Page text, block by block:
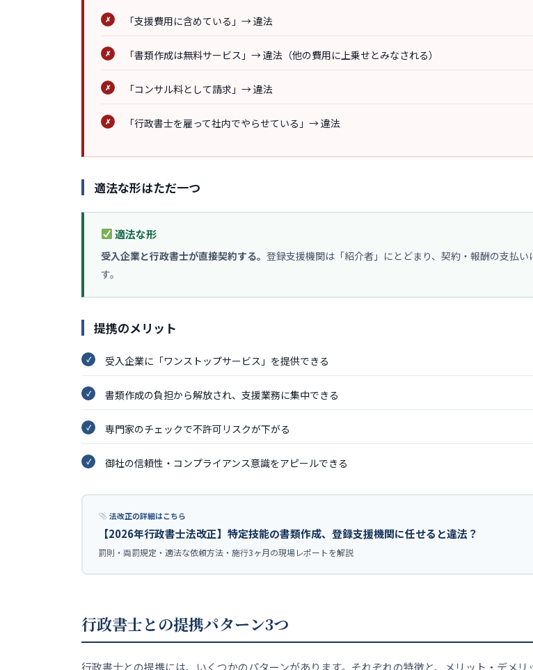
「支援費用に含めている」→ 違法
「書類作成は無料サービス」→ 違法（他の費用に上乗せとみなされる）
「コンサル料として請求」→ 違法
「行政書士を雇って社内でやらせている」→ 違法
適法な形はただ一つ
適法な形
受入企業と行政書士が直接契約する。 登録支援機関は「紹介者」にとどまり、契約・報酬の支払
す。
提携のメリット
受入企業に「ワンストップサービス」を提供できる
書類作成の負担から解放され、支援業務に集中できる
専門家のチェックで不許可リスクが下がる
御社の信頼性・コンプライアンス意識をアピールできる
法改正の詳細はこちら
【2026年行政書士法改正】特定技能の書類作成、登録支援機関に任せると違法？
罰則・両罰規定・適法な依頼方法・施行3ヶ月の現場レポートを解説
行政書士との提携パターン3つ
行政書士との提携には、いくつかのパターンがあります。それぞれの特徴と、メリット・デメリ